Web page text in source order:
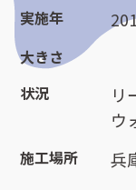
実施年
大きさ
状況
リ
ウ
施工場所 兵